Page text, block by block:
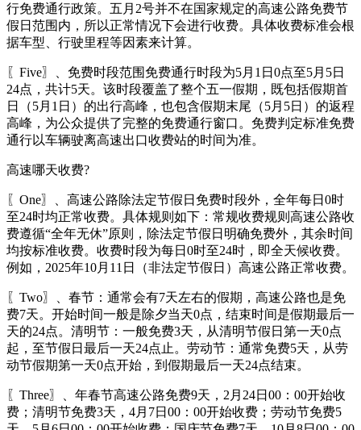
行免费通行政策。五月2号并不在国家规定的高速公路免费节
假日范围内，所以正常情况下会进行收费。具体收费标准会根
据车型、行驶里程等因素来计算。
〖Five〗、免费时段范围免费通行时段为5月1日0点至5月5日
24点，共计5天。该时段覆盖了整个五一假期，既包括假期首
日（5月1日）的出行高峰，也包含假期末尾（5月5日）的返程
高峰，为公众提供了完整的免费通行窗口。免费判定标准免费
通行以车辆驶离高速出口收费站的时间为准。
高速哪天收费?
〖One〗、高速公路除法定节假日免费时段外，全年每日0时
至24时均正常收费。具体规则如下：常规收费规则高速公路收
费遵循“全年无休”原则，除法定节假日明确免费外，其余时间
均按标准收费。收费时段为每日0时至24时，即全天候收费。
例如，2025年10月11日（非法定节假日）高速公路正常收费。
〖Two〗、春节：通常会有7天左右的假期，高速公路也是免
费7天。开始时间一般是除夕当天0点，结束时间是假期最后一
天的24点。清明节：一般免费3天，从清明节假日第一天0点
起，至节假日最后一天24点止。劳动节：通常免费5天，从劳
动节假期第一天0点开始，到假期最后一天24点结束。
〖Three〗、年春节高速公路免费9天，2月24日00：00开始收
费；清明节免费3天，4月7日00：00开始收费；劳动节免费5